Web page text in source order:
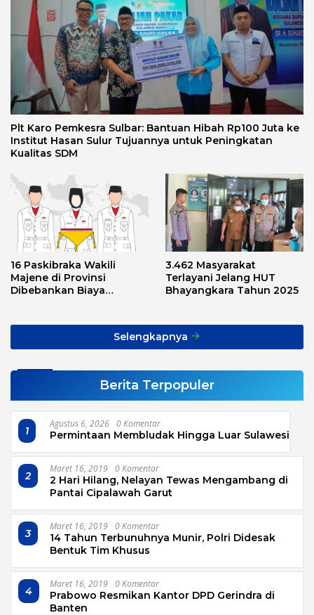
Plt Karo Pemkesra Sulbar: Bantuan Hibah Rp100 Juta ke
Institut Hasan Sulur Tujuannya untuk Peningkatan
Kualitas SDM
16 Paskibraka Wakili
Majene di Provinsi
Dibebankan Biaya
3.462 Masyarakat
Terlayani Jelang HUT
Bhayangkara Tahun 2025
Selengkapnya
Berita Terpopuler
1
Agustus 6, 2026 0 Komentar
Permintaan Membludak Hingga Luar Sulawesi
2
Maret 16, 2019 0 Komentar
2 Hari Hilang, Nelayan Tewas Mengambang di
Pantai Cipalawah Garut
3
Maret 16, 2019 0 Komentar
14 Tahun Terbunuhnya Munir, Polri Didesak
Bentuk Tim Khusus
4
Maret 16, 2019 0 Komentar
Prabowo Resmikan Kantor DPD Gerindra di
Banten